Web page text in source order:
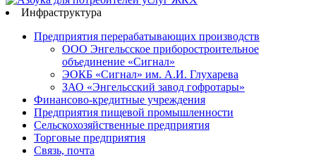
Инфраструктура
Предприятия перерабатывающих производств
ООО Энгельсское приборостроительное
объединение «Сигнал»
ЭОКБ «Сигнал» им. А.И. Глухарева
ЗАО «Энгельсский завод гофротары»
Финансово-кредитные учреждения
Предприятия пищевой промышленности
Сельскохозяйственные предприятия
Торговые предприятия
Связь, почта